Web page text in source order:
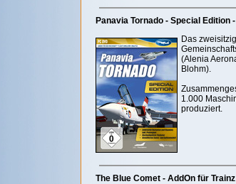
Panavia Tornado - Special Edition
Das
(Alenia
Blohm).
1.000
produziert.
The Blue Comet - AddOn für